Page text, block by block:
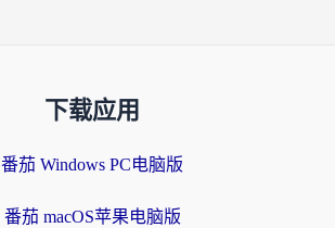
下载应用
番茄 Windows PC电脑版
番茄 macOS苹果电脑版